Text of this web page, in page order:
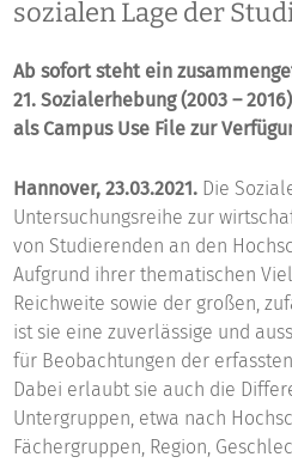
sozialen Lage der
Ab sofort steht ein
21. Sozialerhebung (2003 –
als Campus Use File zur
Hannover, 23.03.2021. Die
Untersuchungsreihe zur
von Studierenden an den
Aufgrund ihrer thematischen
Reichweite sowie der großen,
ist sie eine zuverlässige und
für Beobachtungen der
Dabei erlaubt sie auch die
Untergruppen, etwa nach
Fächergruppen, Region,